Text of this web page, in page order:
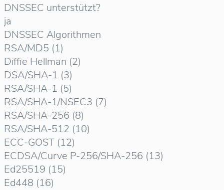
DNSSEC unterstützt?
ja
DNSSEC Algorithmen
RSA/MD5 (1)
Diffie Hellman (2)
DSA/SHA-1 (3)
RSA/SHA-1 (5)
RSA/SHA-1/NSEC3 (7)
RSA/SHA-256 (8)
RSA/SHA-512 (10)
ECC-GOST (12)
ECDSA/Curve P-256/SHA-256 (13)
Ed25519 (15)
Ed448 (16)